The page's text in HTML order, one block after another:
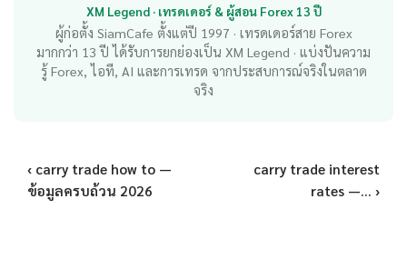
XM Legend · เทรดเดอร์ & ผู้สอน Forex 13 ปี
ผู้ก่อตั้ง SiamCafe ตั้งแต่ปี 1997 · เทรดเดอร์สาย Forex
มากกว่า 13 ปี ได้รับการยกย่องเป็น XM Legend · แบ่งปันความ
รู้ Forex, ไอที, AI และการเทรด จากประสบการณ์จริงในตลาด
จริง
‹ carry trade how to —
ข้อมูลครบถ้วน 2026
carry trade interest
rates —... ›